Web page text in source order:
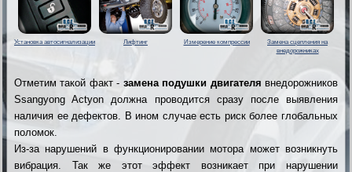
Установка автосигнализации Лифтинг Измерение компрессии
Замена сцепления на
внедорожниках
Отметим такой факт - замена подушки двигателя внедорожников
Ssangyong Actyon должна проводится сразу после выявления
наличия ее дефектов. В ином случае есть риск более глобальных
поломок.
Из-за нарушений в функционировании мотора может возникнуть
вибрация. Так же этот эффект возникает при нарушении